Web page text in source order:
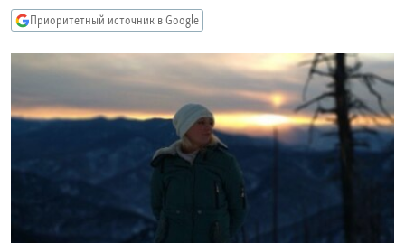
поиску
СЕВЕР.РЕАЛИИ
СИБИРЬ.РЕАЛИИ
ПОДПИШИТЕСЬ НА РАССЫЛКУ
СОЦИАЛЬНЫЕ СЕТИ
Приоритетный источник в Google